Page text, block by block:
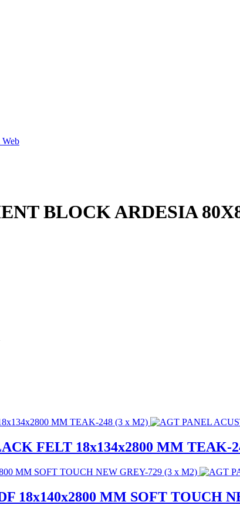
Web
BLOCK ARDESIA
FELT 18x134x2800 MM TEAK-
18x140x2800 MM SOFT TOUCH